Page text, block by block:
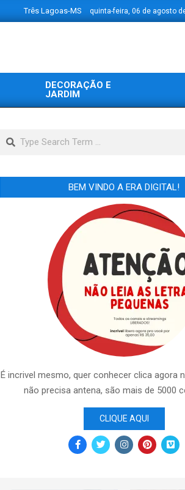
Três Lagoas-MS quinta-feira, 06 de agosto
DECORAÇÃO E
JARDIM
Search
BEM VINDO A ERA DIGITAL!
É incrivel mesmo, quer conhecer clica agora
não precisa antena, são mais de 5000
CLIQUE AQUI